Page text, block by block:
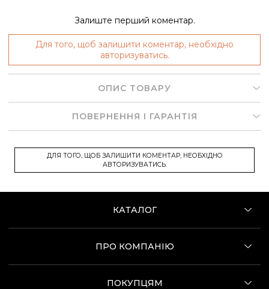
Залиште перший коментар.
Для того, щоб залишити коментар, необхідно
авторизуватись.
ОПИС ТОВАРУ
ПОВЕРНЕННЯ І ГАРАНТІЯ
ДЛЯ ТОГО, ЩОБ ЗАЛИШИТИ КОМЕНТАР, НЕОБХІДНО
АВТОРИЗУВАТИСЬ.
КАТАЛОГ
ПРО КОМПАНІЮ
ПОКУПЦЯМ